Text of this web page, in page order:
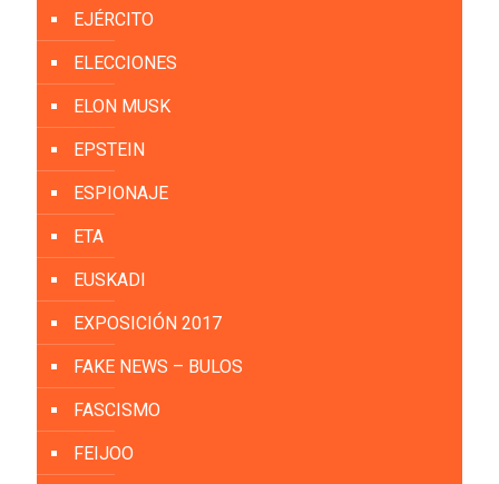
EJÉRCITO
ELECCIONES
ELON MUSK
EPSTEIN
ESPIONAJE
ETA
EUSKADI
EXPOSICIÓN 2017
FAKE NEWS – BULOS
FASCISMO
FEIJOO